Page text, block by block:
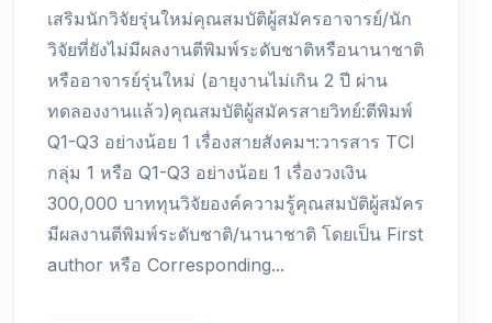
เสริมนักวิจัยรุ่นใหม่คุณสมบัติผู้สมัครอาจารย์/นัก
วิจัยที่ยังไม่มีผลงานตีพิมพ์ระดับชาติหรือนานาชาติ
หรืออาจารย์รุ่นใหม่ (อายุงานไม่เกิน 2 ปี ผ่าน
ทดลองงานแล้ว)คุณสมบัติผู้สมัครสายวิทย์:ตีพิมพ์
Q1-Q3 อย่างน้อย 1 เรื่องสายสังคมฯ:วารสาร TCI
กลุ่ม 1 หรือ Q1-Q3 อย่างน้อย 1 เรื่องวงเงิน
300,000 บาททุนวิจัยองค์ความรู้คุณสมบัติผู้สมัคร
มีผลงานตีพิมพ์ระดับชาติ/นานาชาติ โดยเป็น First
author หรือ Corresponding...